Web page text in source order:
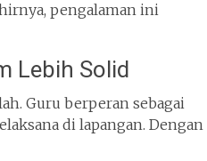
pengalaman ini
Lebih Solid
Guru berperan sebagai
di lapangan. Dengan